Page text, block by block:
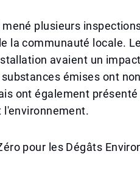
plusieurs
la communauté locale.
avaient un
émises ont
ont également
l'environnement.
pour les Dégâts